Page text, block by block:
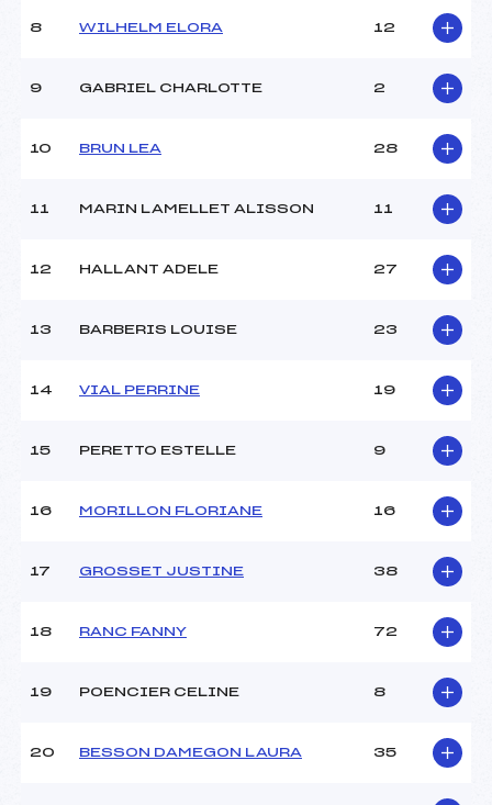
Ouvreurs B :
Neige :
DURE
37
11.30
Ouvreurs A :
BOCHET CONSTANCE (SA)
Température départ :
59.4800
Catégorie :
Min->Mas
8 WILHELM ELORA 12
9 GABRIEL CHARLOTTE 2
10 BRUN LEA 28
11 MARIN LAMELLET ALISSON 11
12 HALLANT ADELE 27
13 BARBERIS LOUISE 23
14 VIAL PERRINE 19
15 PERETTO ESTELLE 9
16 MORILLON FLORIANE 16
17 GROSSET JUSTINE 38
18 RANC FANNY 72
19 POENCIER CELINE 8
20 BESSON DAMEGON LAURA 35